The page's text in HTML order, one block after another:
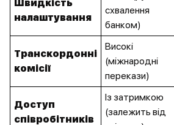
Швидкість
налаштування
схвалення
банком)
Транскордонні
комісії
Високі
(міжнародні
перекази)
Доступ
співробітників
Із затримкою
(залежить від